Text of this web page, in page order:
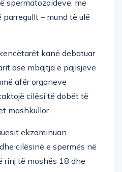
– mund të ulë
ose mbajtja e pajisjeve
afër organeve
cilësi të dobët të
mashkullor.
cilësinë e spermës në
rinj të moshës 18 dhe
pjesë e